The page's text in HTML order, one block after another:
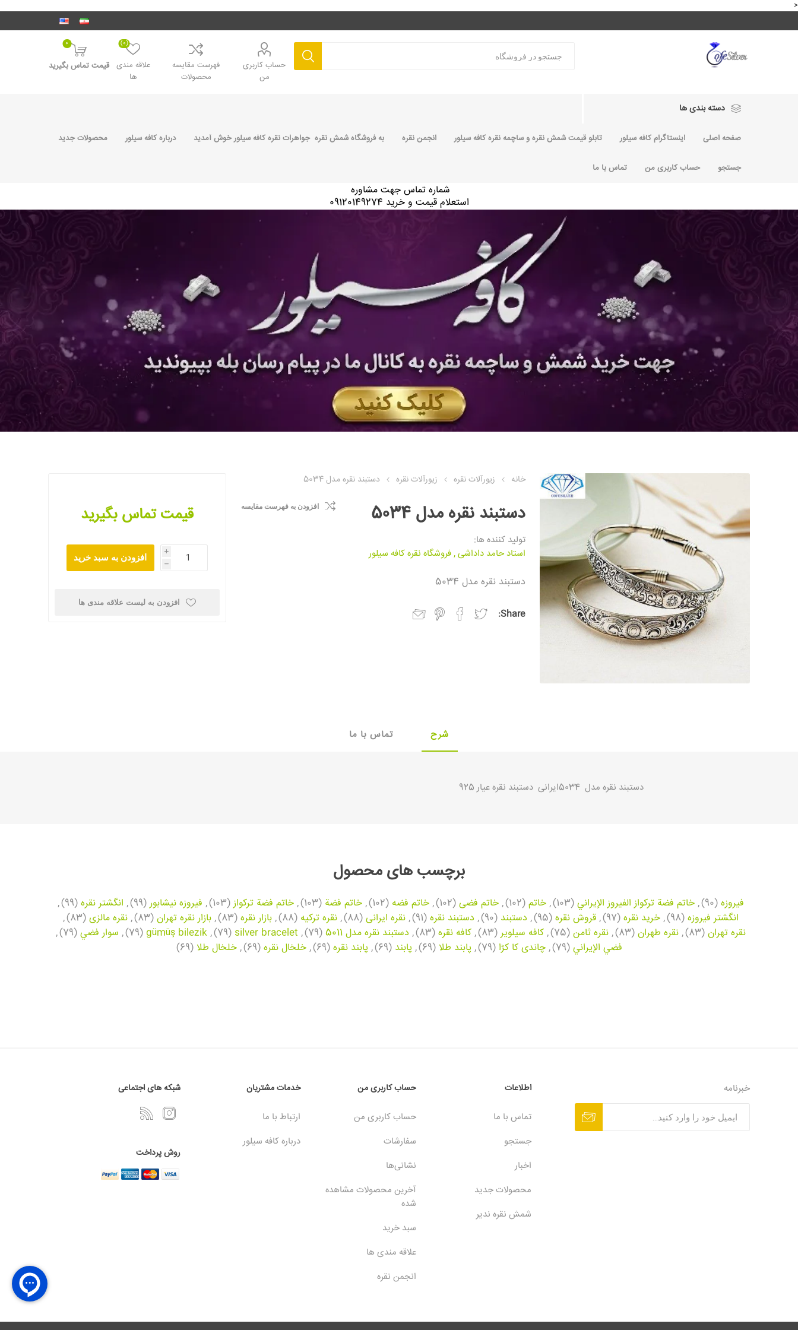
<
حساب کاربری
من
فهرست مقایسه
محصولات
علاقه مندی
ها
(0)
0
قیمت تماس بگیرید
دسته بندی ها
صفحه اصلی اینستاگرام کافه سیلور تابلو قیمت شمش نقره و ساچمه نقره کافه سیلور انجمن نقره به فروشگاه شمش نقره جواهرات نقره کافه سیلور خوش آمدید درباره کافه سیلور محصولات جدید
جستجو حساب کاربری من تماس با ما
شماره تماس جهت مشاوره
استعلام قیمت و خرید 09120149274
خانه زیورآلات نقره زیورآلات نقره دستبند نقره مدل 5034
دستبند نقره مدل 5034
تولید کننده ها:
استاد حامد داداشی,فروشگاه نقره کافه سیلور
افزودن به فهرست مقایسه
دستبند نقره مدل 5034
Share:
قیمت تماس بگیرید
i
h
افزودن به سبد خرید
افزودن به لیست علاقه مندی ها
شرح تماس با ما
دستبند نقره مدل 5034ایرانی دستبند نقره عیار 925
برچسب های محصول
فیروزه (90)
, خاتم فضة تركواز الفيروز الإيراني (103)
, خاتم (102)
, خاتم فضی (102)
, خاتم فضه (102)
, خاتم فضة (103)
, خاتم فضة تركواز (103)
, فیروزه نیشابور (99)
, انگشتر نقره (99)
,
انگشتر فیروزه (98)
, خرید نقره (97)
, قروش نقره (95)
, دستبند (90)
, دستبند نقره (91)
, نقره ایرانی (88)
, نقره ترکیه (88)
, بازار نقره (83)
, بازار نقره تهران (83)
, نقره مالزی (83)
,
نقره تهران (83)
, نقره طهران (83)
, نقره ثامن (75)
, کافه سیلویر (83)
, کافه نقره (83)
, دستبند نقره مدل 5011 (79)
,
silver bracelet
(79)
,
gümüş bilezik
(79)
, سوار فضي (79)
,
فضي الإيراني (79)
, چاندی کا کڑا (79)
, پابند طلا (69)
, پابند (69)
, پابند نقره (69)
, خلخال نقره (69)
, خلخال طلا (69)
خبرنامه اطلاعات
تماس با ما
جستجو
اخبار
محصولات جدید
شمش نقره ندیر
حساب کاربری من
حساب کاربری من
سفارشات
نشانی‌ها
آخرین محصولات مشاهده
شده
سبد خرید
علاقه مندی ها
انجمن نقره
خدمات مشتریان
ارتباط با ما
درباره کافه سیلور
شبکه های اجتماعی
روش پرداخت